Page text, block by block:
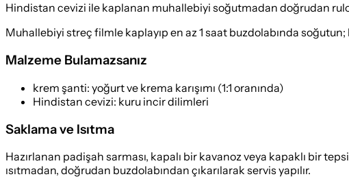
Hindistan cevizi ile kaplanan muhallebiyi soğutmadan doğrudan
Muhallebiyi streç filmle kaplayıp en az 1 saat buzdolabında soğutun;
Malzeme Bulamazsanız
krem şanti: yoğurt ve krema karışımı (1:1 oranında)
Hindistan cevizi: kuru incir dilimleri
Saklama ve Isıtma
Hazırlanan padişah sarması, kapalı bir kavanoz veya kapaklı bir
ısıtmadan, doğrudan buzdolabından çıkarılarak servis yapılır.